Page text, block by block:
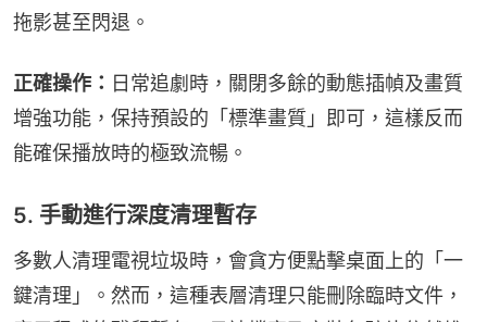
拖影甚至閃退。
正確操作： 日常追劇時，關閉多餘的動態插幀及畫質
增強功能，保持預設的「標準畫質」即可，這樣反而
能確保播放時的極致流暢。
5. 手動進行深度清理暫存
多數人清理電視垃圾時，會貪方便點擊桌面上的「一
鍵清理」。然而，這種表層清理只能刪除臨時文件，